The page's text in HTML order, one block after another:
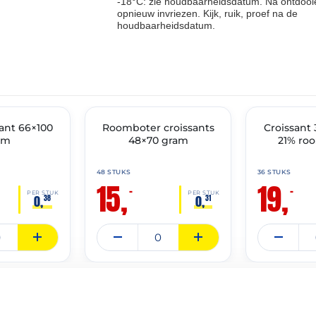
opnieuw invriezen. Kijk, ruik, proef na de
houdbaarheidsdatum.
66×100
PER STUK
0,38
🔥 OP=OP
Roomboter croissants
48×70 gram
48 STUKS
15,– PER STUK
0,31
🔥 OP=OP
Croissant
21%
36 STUKS
19,–